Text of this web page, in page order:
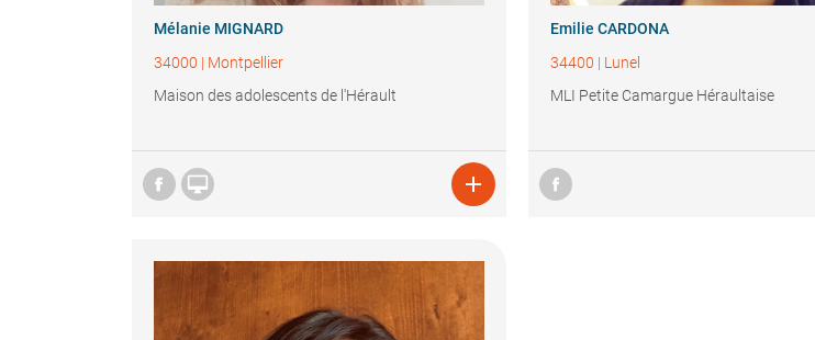
Mélanie MIGNARD
34000 | Montpellier
Maison des adolescents de l'Hérault
 
Emilie CARDONA
34400 | Lunel
MLI Petite Camargue Héraultaise